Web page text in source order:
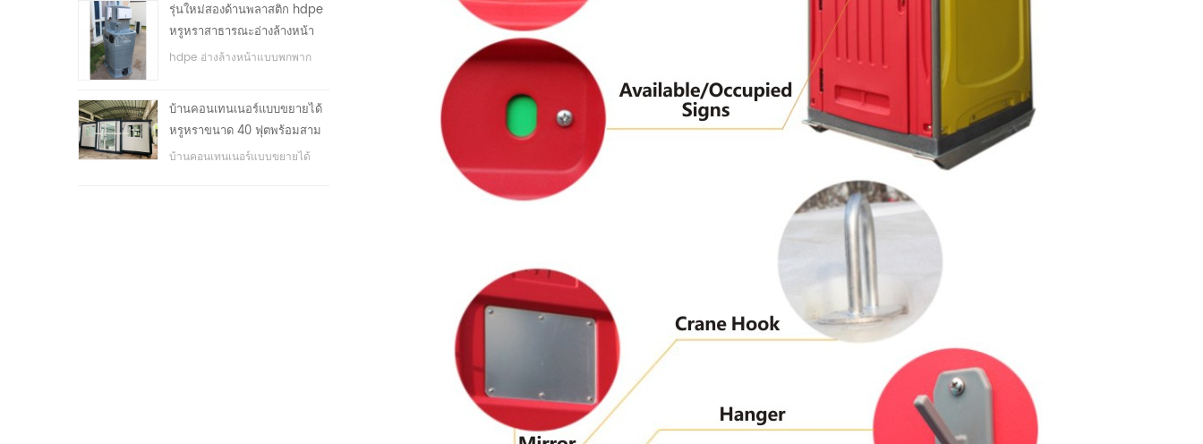
ห้องน้ำและระบบไฟฟ้า
รุ่นใหม่สองด้านพลาสติก hdpe
หรูหราสาธารณะอ่างล้างหน้า
มือ
hdpe อ่างล้างหน้าแบบพกพาก
nbsp;
บ้านคอนเทนเนอร์แบบขยายได้
หรูหราขนาด 40 ฟุตพร้อมสาม
ห้องนอน
บ้านคอนเทนเนอร์แบบขยายได้